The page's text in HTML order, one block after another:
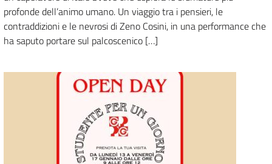
profonde dell’animo umano. Un viaggio tra i pensieri, le
contraddizioni e le nevrosi di Zeno Cosini, in una performance che
ha saputo portare sul palcoscenico […]